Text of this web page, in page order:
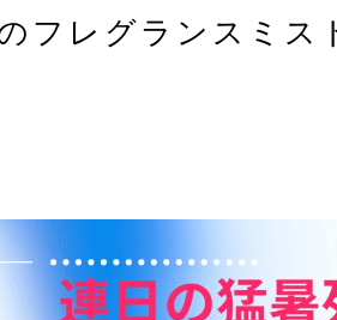
フレグランスミス